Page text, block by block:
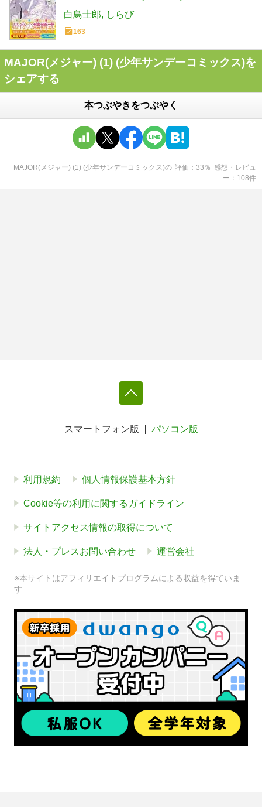
白鳥士郎 しらび
163
MAJOR(メジャー) (1) (少年サンデーコミックス)を
シェアする
本つぶやきをつぶやく
MAJOR(メジャー) (1) (少年サンデーコミックス)の 評価 33 ％ 感想・レビュ
ー
108件
スマートフォン版 パソコン版
利用規約 個人情報保護基本方針
Cookie等の利用に関するガイドライン
サイトアクセス情報の取得について
法人・プレスお問い合わせ 運営会社
※本サイトはアフィリエイトプログラムによる収益を得ていま
す